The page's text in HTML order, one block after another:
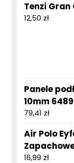
Tenzi Gran
12,50 zł
Panele
10mm
79,41 zł
Air Polo
Zapachowe
16,99 zł